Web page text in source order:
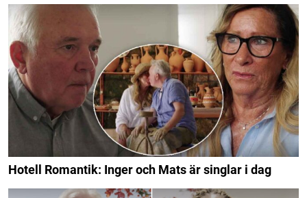
Hotell Romantik: Inger och Mats är singlar i dag